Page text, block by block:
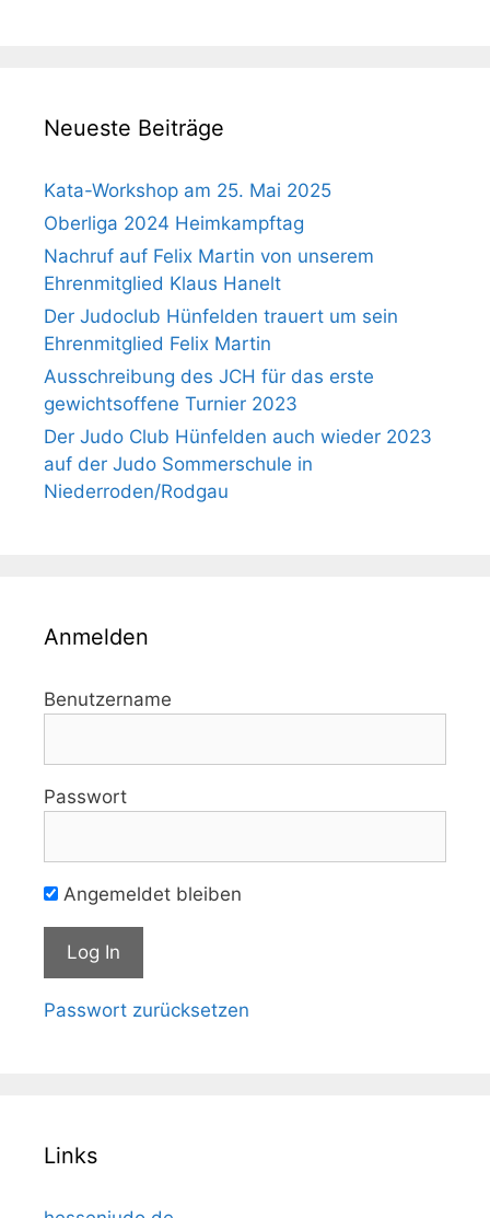
Neueste Beiträge
Kata-Workshop am 25. Mai 2025
Oberliga 2024 Heimkampftag
Nachruf auf Felix Martin von unserem
Ehrenmitglied Klaus Hanelt
Der Judoclub Hünfelden trauert um sein
Ehrenmitglied Felix Martin
Ausschreibung des JCH für das erste
gewichtsoffene Turnier 2023
Der Judo Club Hünfelden auch wieder 2023
auf der Judo Sommerschule in
Niederroden/Rodgau
Anmelden
Benutzername
Passwort
Angemeldet bleiben
Passwort zurücksetzen
Links